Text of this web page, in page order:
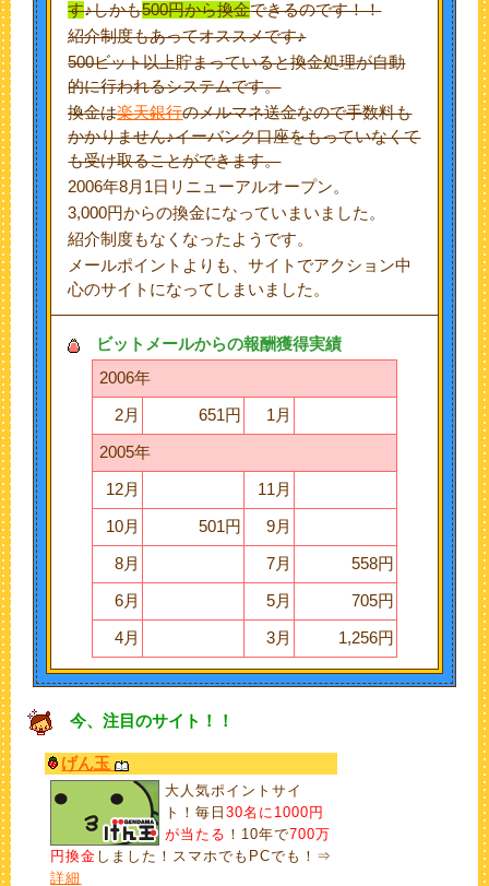
す♪しかも500円から換金できるのです！！
紹介制度もあってオススメです♪
500ビット以上貯まっていると換金処理が自動
的に行われるシステムです。
換金は楽天銀行のメルマネ送金なので手数料も
かかりません♪イーバンク口座をもっていなくて
も受け取ることができます。
2006年8月1日リニューアルオープン。
3,000円からの換金になっていまいました。
紹介制度もなくなったようです。
メールポイントよりも、サイトでアクション中
心のサイトになってしまいました。
ビットメールからの報酬獲得実績
2006年
2月 651円 1月
2005年
12月 11月
10月 501円 9月
8月 7月 558円
6月 5月 705円
4月 3月 1,256円
今、注目のサイト！！
げん玉
大人気ポイントサイ
ト！毎日30名に1000円
が当たる ！10年で700万
円換金 しました！スマホでもPCでも！⇒
詳細